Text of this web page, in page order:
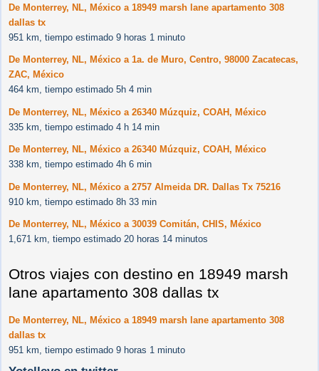
De Monterrey, NL, México a 18949 marsh lane apartamento 308
dallas tx
951 km, tiempo estimado 9 horas 1 minuto
De Monterrey, NL, México a 1a. de Muro, Centro, 98000 Zacatecas,
ZAC, México
464 km, tiempo estimado 5h 4 min
De Monterrey, NL, México a 26340 Múzquiz, COAH, México
335 km, tiempo estimado 4 h 14 min
De Monterrey, NL, México a 26340 Múzquiz, COAH, México
338 km, tiempo estimado 4h 6 min
De Monterrey, NL, México a 2757 Almeida DR. Dallas Tx 75216
910 km, tiempo estimado 8h 33 min
De Monterrey, NL, México a 30039 Comitán, CHIS, México
1,671 km, tiempo estimado 20 horas 14 minutos
Otros viajes con destino en 18949 marsh
lane apartamento 308 dallas tx
De Monterrey, NL, México a 18949 marsh lane apartamento 308
dallas tx
951 km, tiempo estimado 9 horas 1 minuto